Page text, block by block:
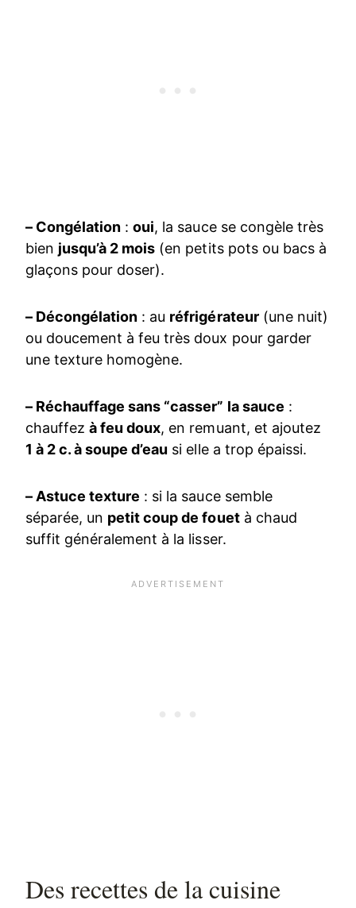
– Congélation :oui, la sauce se congèle très
bien jusqu’à 2 mois (en petits pots ou bacs à
glaçons pour doser).
– Décongélation : au réfrigérateur(une nuit)
ou doucement à feu très doux pour garder
une texture homogène.
– Réchauffage sans “casser” la sauce :
chauffezà feu doux, en remuant, et ajoutez
1 à 2 c. à soupe d’eau si elle a trop épaissi.
– Astuce texture : si la sauce semble
séparée, un petit coup de fouetà chaud
suffit généralement à la lisser.
Des recettes de la cuisine